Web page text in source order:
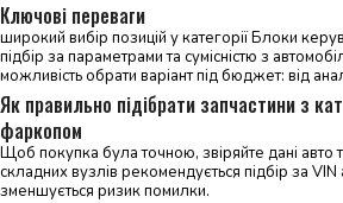
Ключові переваги
широкий вибір позицій у категорії Блоки
підбір за параметрами та сумісністю з
можливість обрати варіант під бюджет: від
Як правильно підібрати запчастини з
фаркопом
Щоб покупка була точною, звіряйте дані авто
складних вузлів рекомендується підбір за
зменшується ризик помилки.